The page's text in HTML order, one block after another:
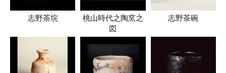
志野茶垸
桃山時代之陶窯之
図
志野茶碗